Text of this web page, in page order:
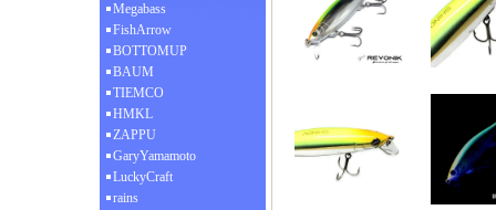
Megabass
FishArrow
BOTTOMUP
BAUM
TIEMCO
HMKL
ZAPPU
GaryYamamoto
LuckyCraft
rains